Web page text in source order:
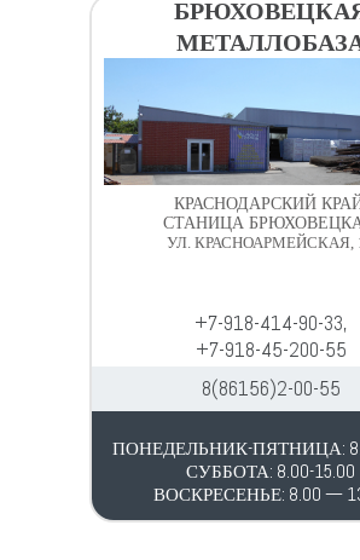
КРАСНОДАРСКИЙ
СТАНИЦА
УЛ. КРАСНОАРМЕЙСКАЯ,
+7-918-414-90-33,
+7-918-45-200-55
8(86156)2-00-55
ПОНЕДЕЛЬНИК-ПЯТНИЦА:
СУББОТА: 8.00-15.00
ВОСКРЕСЕНЬЕ: 8.00 —